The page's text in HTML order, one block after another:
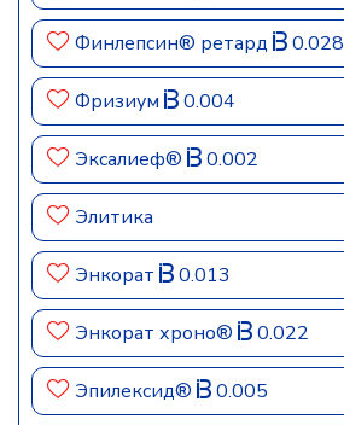
Финлепсин® ретард 0.028
Фризиум 0.004
Эксалиеф® 0.002
Элитика
Энкорат 0.013
Энкорат хроно® 0.022
Эпилексид® 0.005